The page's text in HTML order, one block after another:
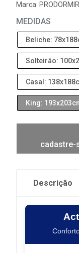
Marca: PRODORMIR
MEDIDAS
Beliche:
Solteirão:
Casal:
King:
cadastre-
Descrição